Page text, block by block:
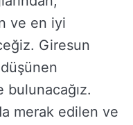
ve en iyi
Giresun
düşünen
merak edilen ve